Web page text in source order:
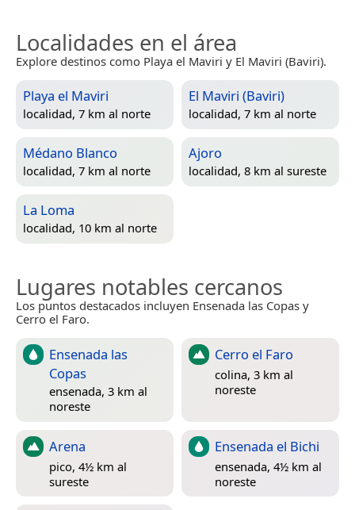
Localidades en el área
Explore destinos como Playa el Maviri y El Maviri (Baviri).
Playa el Maviri
localidad, 7 km al norte
El Maviri (Baviri)
localidad, 7 km al norte
Médano Blanco
localidad, 7 km al norte
Ajoro
localidad, 8 km al sureste
La Loma
localidad, 10 km al norte
Lugares notables cercanos
Los puntos destacados incluyen Ensenada las Copas y
Cerro el Faro.
Ensenada las
Copas
ensenada, 3 km al
noreste
Cerro el Faro
colina, 3 km al
noreste
Arena
pico, 4½ km al
sureste
Ensenada el Bichi
ensenada, 4½ km al
noreste